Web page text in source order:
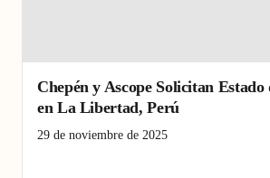
Chepén y Ascope Solicitan
en La Libertad, Perú
29 de noviembre de 2025